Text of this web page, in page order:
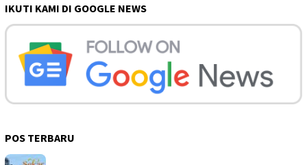
IKUTI KAMI DI GOOGLE NEWS
POS TERBARU